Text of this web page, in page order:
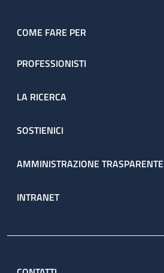
COME FARE PER
PROFESSIONISTI
LA RICERCA
SOSTIENICI
AMMINISTRAZIONE TRASPARENTE
INTRANET